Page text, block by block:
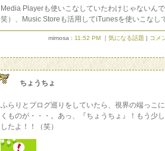
Media Playerも使いこなしていたわけじゃないん
笑）、Music Storeも活用してiTunesを使いこなし
mimosa : 11:52 PM ｜ 気になる話題 | コメ
ちょうちょ
ふらりとブログ巡りをしていたら、視界の端っこ
くものが・・・。あっ、『ちょうちょ』！もう少
したよ！！（笑）